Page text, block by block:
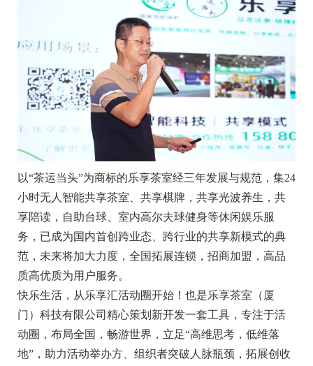
以“茶运当头”为商标的乐享茶室经三年发展与规范，集24
小时无人智能共享茶室、共享棋牌，共享光波养生，共
享陪读，自助台球、室内高尔夫球健身等休闲娱乐服
务，已成为国内首创跨业态、跨行业的共享新模式的典
范，未来将加大力度，全国拓展连锁，招商加盟，高品
质高优质为用户服务。
快乐生活，从乐享汇活动圈开始！也是乐享茶室（厦
门）科技有限公司精心策划新开发一套工具，专注于活
动圈，布局全国，畅游世界，立足“高维思考，低维落
地”，助力活动举办方、组织者突破人脉瓶颈，拓展创收